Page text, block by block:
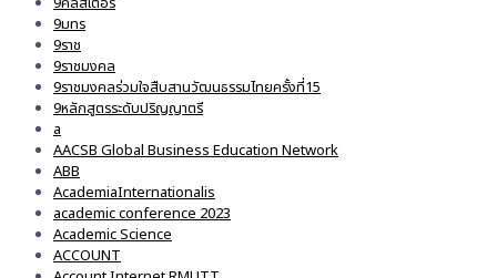
9มทร
9ราช
9ราชมงคล
9ราชมงคลร่วมใจสืบสานวัฒนธรรมไทยครั้งที่15
9หลักสูตรระดับปริญญาตรี
a
AACSB Global Business Education Network
ABB
AcademiaInternationalis
academic conference 2023
Academic Science
ACCOUNT